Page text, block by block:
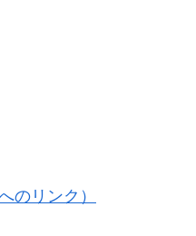
のリンク）